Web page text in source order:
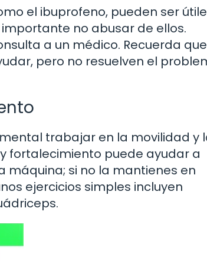
el ibuprofeno, pueden ser
no abusar de ellos.
a un médico. Recuerda que
pero no resuelven el
trabajar en la movilidad y
fortalecimiento puede ayudar a
máquina; si no la mantienes en
ejercicios simples incluyen